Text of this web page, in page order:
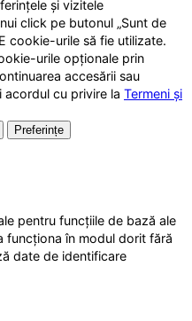
și vizitele
click pe butonul „Sunt de
cookie-urile să fie utilizate.
urile opționale prin
accesării sau
acordul cu privire la Termeni și
Preferințe
pentru funcțiile de bază ale
funcționa în modul dorit fără
date de identificare